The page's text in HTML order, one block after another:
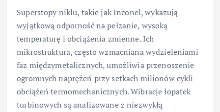
Superstopy niklu, takie jak Inconel, wykazują
wyjątkową odporność na pełzanie, wysoką
temperaturę i obciążenia zmienne. Ich
mikrostruktura, często wzmacniana wydzieleniami
faz międzymetalicznych, umożliwia przenoszenie
ogromnych naprężeń przy setkach milionów cykli
obciążeń termomechanicznych. Wibracje łopatek
turbinowych są analizowane z niezwykłą